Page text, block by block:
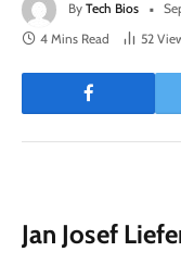
By Tech Bios
4 Mins Read
52
Jan Josef